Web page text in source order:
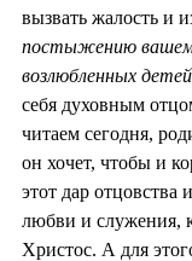
вызвать жалость и
постыжению
возлюбленных
себя духовным
читаем сегодня,
он хочет, чтобы и
этот дар отцовства
любви и служения,
Христос. А для